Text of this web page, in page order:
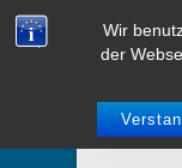
Wir
der